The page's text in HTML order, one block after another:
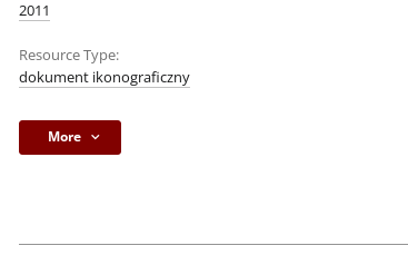
2011
Resource Type:
dokument ikonograficzny
More